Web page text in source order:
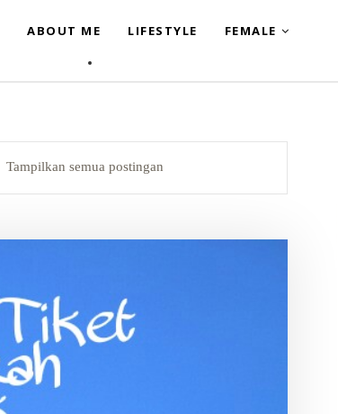
ABOUT ME LIFESTYLE FEMALE
Tampilkan semua postingan